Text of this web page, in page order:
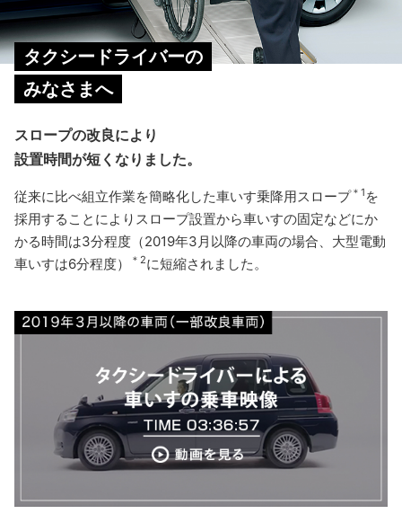
タクシードライバーの
みなさまへ
スロープの改良により
設置時間が短くなりました。
従来に比べ組立作業を簡略化した車いす乗降用スロープ＊1 を
採用することによりスロープ設置から車いすの固定などにか
かる時間は3分程度（2019年3月以降の車両の場合、大型電動
車いすは6分程度）
＊2に短縮されました。